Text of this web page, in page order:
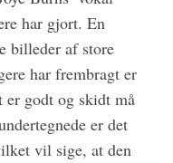
har gjort. En
billeder af store
har frembragt er
er godt og skidt må
er det
vil sige, at den